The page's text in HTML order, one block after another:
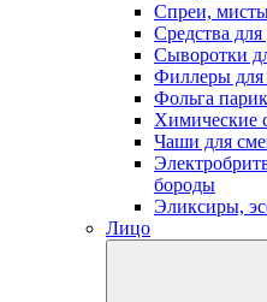
Спреи,
Средства
Сыворотки
Филлеры для
Фольга
Химические
Чаши для
бороды
Эликсиры,
Лицо